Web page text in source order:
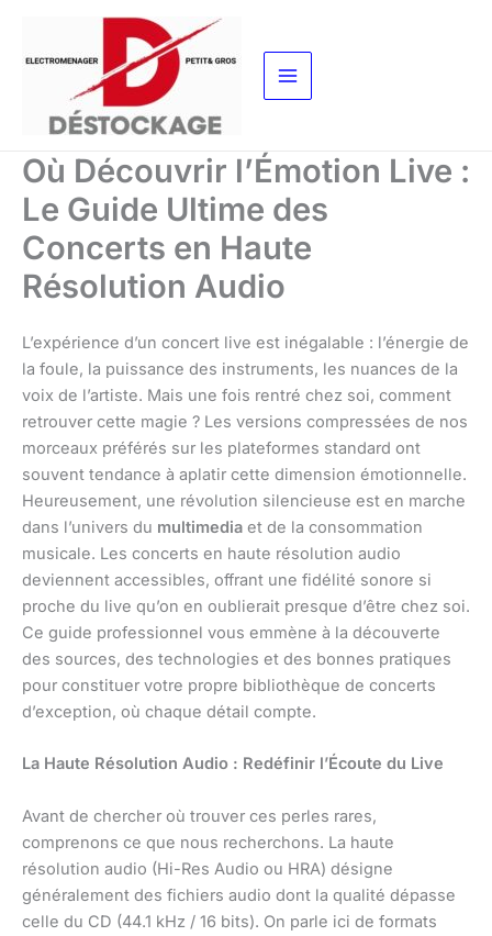
contenu
Où Découvrir l’Émotion Live :
Le Guide Ultime des
Concerts en Haute
Résolution Audio
L’expérience d’un concert live est inégalable : l’énergie de
la foule, la puissance des instruments, les nuances de la
voix de l’artiste. Mais une fois rentré chez soi, comment
retrouver cette magie ? Les versions compressées de nos
morceaux préférés sur les plateformes standard ont
souvent tendance à aplatir cette dimension émotionnelle.
Heureusement, une révolution silencieuse est en marche
dans l’univers du multimedia et de la consommation
musicale. Les concerts en haute résolution audio
deviennent accessibles, offrant une fidélité sonore si
proche du live qu’on en oublierait presque d’être chez soi.
Ce guide professionnel vous emmène à la découverte
des sources, des technologies et des bonnes pratiques
pour constituer votre propre bibliothèque de concerts
d’exception, où chaque détail compte.
La Haute Résolution Audio : Redéfinir l’Écoute du Live
Avant de chercher où trouver ces perles rares,
comprenons ce que nous recherchons. La haute
résolution audio (Hi-Res Audio ou HRA) désigne
généralement des fichiers audio dont la qualité dépasse
celle du CD (44.1 kHz / 16 bits). On parle ici de formats